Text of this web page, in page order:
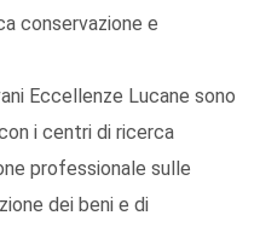
conservazione e
Eccellenze Lucane sono
i centri di ricerca
professionale sulle
dei beni e di